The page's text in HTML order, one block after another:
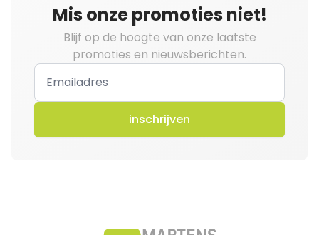
Mis onze promoties niet!
Blijf op de hoogte van onze laatste
promoties en nieuwsberichten.
inschrijven